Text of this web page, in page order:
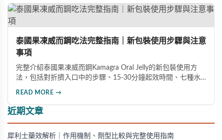
泰國果凍威而鋼吃法完整指南｜新包裝使用步驟與注意
事項
完整介紹泰國果凍威而鋼Kamagra Oral Jelly的新包裝使用方
法，包括對折擠入口中的步驟、15-30分鐘起效時間、七種水
READ MORE →
近期文章
犀利士藥效解析｜作用機制、劑型比較與完整使用指南